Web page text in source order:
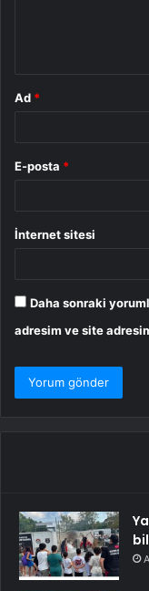
Ad *
E-posta *
İnternet sitesi
Daha sonraki
adresim ve site